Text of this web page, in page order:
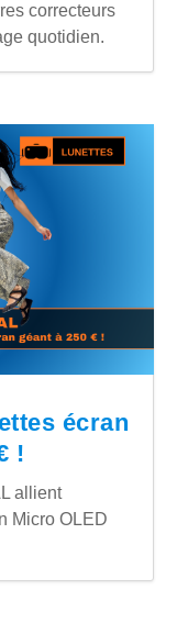
correcteurs
quotidien.
écran
!
allient
Micro OLED